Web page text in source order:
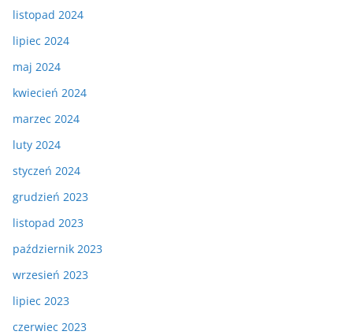
listopad 2024
lipiec 2024
maj 2024
kwiecień 2024
marzec 2024
luty 2024
styczeń 2024
grudzień 2023
listopad 2023
październik 2023
wrzesień 2023
lipiec 2023
czerwiec 2023